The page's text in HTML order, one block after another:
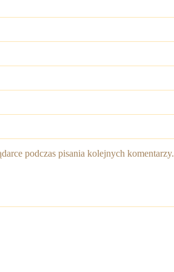
podczas pisania kolejnych komentarzy.